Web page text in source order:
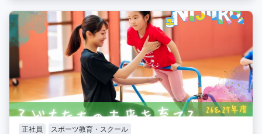
正社員 スポーツ教育・スクール